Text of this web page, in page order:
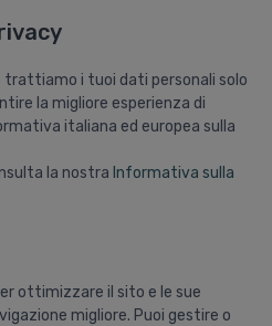
trattiamo i tuoi dati personali solo
la migliore esperienza di
italiana ed europea sulla
la nostra Informativa sulla
ottimizzare il sito e le sue
migliore. Puoi gestire o